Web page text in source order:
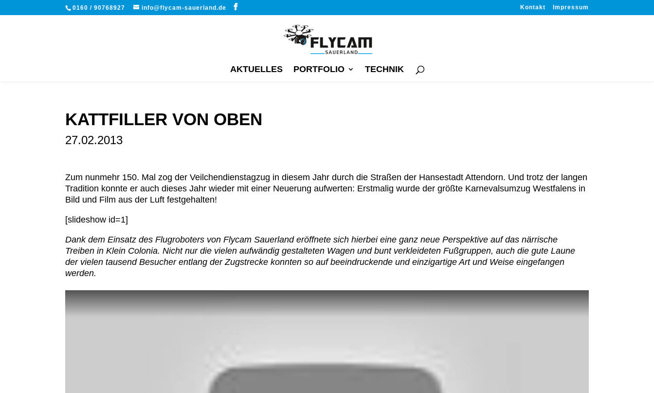
0160 / 90768927 info@flycam-sauerland.de Kontakt Impressum
AKTUELLES PORTFOLIO TECHNIK
KATTFILLER VON OBEN
27.02.2013
Zum nunmehr 150. Mal zog der Veilchendienstagzug in diesem Jahr durch die Straßen der Hansestadt Attendorn. Und trotz der langen
Tradition konnte er auch dieses Jahr wieder mit einer Neuerung aufwerten: Erstmalig wurde der größte Karnevalsumzug Westfalens in
Bild und Film aus der Luft festgehalten!
[slideshow id=1]
Dank dem Einsatz des Flugroboters von Flycam Sauerland eröffnete sich hierbei eine ganz neue Perspektive auf das närrische
Treiben in Klein Colonia. Nicht nur die vielen aufwändig gestalteten Wagen und bunt verkleideten Fußgruppen, auch die gute Laune
der vielen tausend Besucher entlang der Zugstrecke konnten so auf beeindruckende und einzigartige Art und Weise eingefangen
werden.